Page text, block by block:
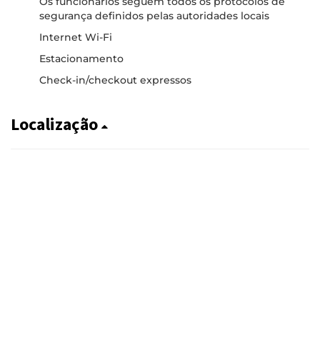
segurança definidos pelas autoridades locais
Internet Wi-Fi
Estacionamento
Check-in/checkout expressos
Localização